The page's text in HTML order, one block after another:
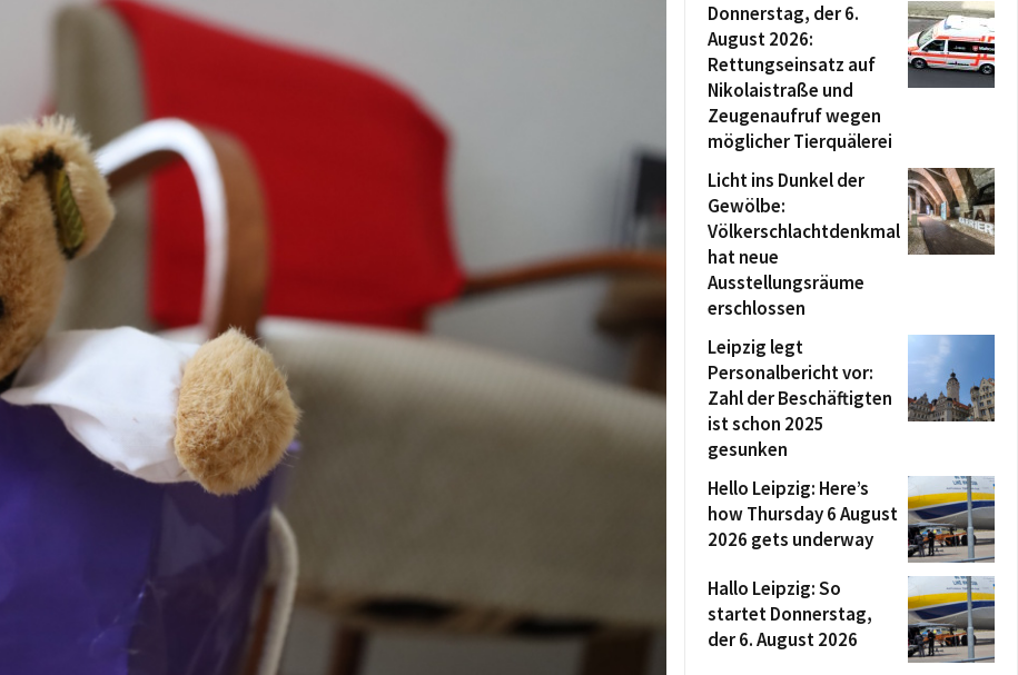
Donnerstag, der 6.
August 2026:
Rettungseinsatz auf
Nikolaistraße und
Zeugenaufruf wegen
möglicher Tierquälerei
Licht ins Dunkel der
Gewölbe:
Völkerschlachtdenkmal
hat neue
Ausstellungsräume
erschlossen
Leipzig legt
Personalbericht vor:
Zahl der Beschäftigten
ist schon 2025
gesunken
Hello Leipzig: Here’s
how Thursday 6 August
2026 gets underway
Hallo Leipzig: So
startet Donnerstag,
der 6. August 2026